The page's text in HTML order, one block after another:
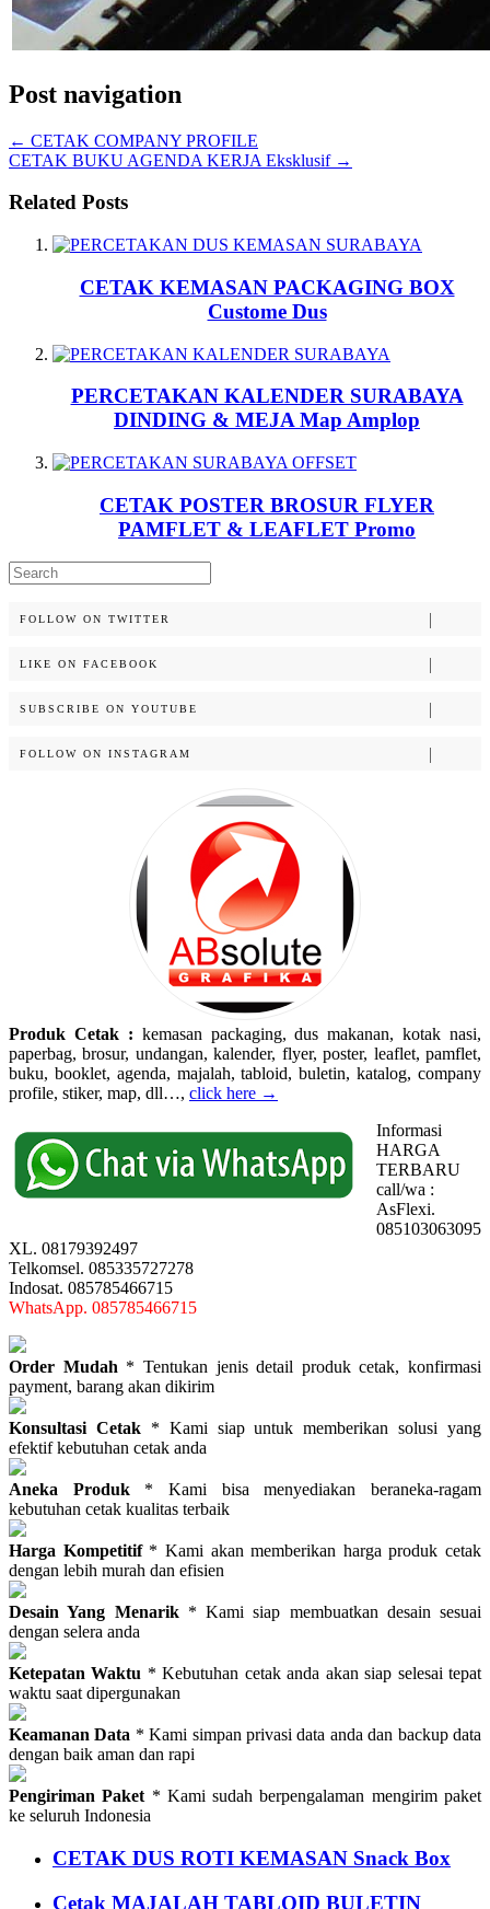
Post navigation
← CETAK COMPANY PROFILE
CETAK BUKU AGENDA KERJA Eksklusif →
Related Posts
CETAK KEMASAN PACKAGING BOX
Custome Dus
PERCETAKAN KALENDER SURABAYA
DINDING & MEJA Map Amplop
CETAK POSTER BROSUR FLYER
PAMFLET & LEAFLET Promo
Search
for:
FOLLOW ON TWITTER
LIKE ON FACEBOOK
SUBSCRIBE ON YOUTUBE
FOLLOW ON INSTAGRAM
Produk Cetak : kemasan packaging, dus makanan, kotak nasi,
paperbag, brosur, undangan, kalender, flyer, poster, leaflet, pamflet,
buku, booklet, agenda, majalah, tabloid, buletin, katalog, company
profile, stiker, map, dll…, click here →
Informasi
HARGA
TERBARU
call/wa :
AsFlexi.
085103063095
XL. 08179392497
Telkomsel. 085335727278
Indosat. 085785466715
WhatsApp. 085785466715
Order Mudah * Tentukan jenis detail produk cetak, konfirmasi
payment, barang akan dikirim
Konsultasi Cetak* Kami siap untuk memberikan solusi yang
efektif kebutuhan cetak anda
Aneka Produk * Kami bisa menyediakan beraneka-ragam
kebutuhan cetak kualitas terbaik
Harga Kompetitif* Kami akan memberikan harga produk cetak
dengan lebih murah dan efisien
Desain Yang Menarik* Kami siap membuatkan desain sesuai
dengan selera anda
Ketepatan Waktu * Kebutuhan cetak anda akan siap selesai tepat
waktu saat dipergunakan
Keamanan Data * Kami simpan privasi data anda dan backup data
dengan baik aman dan rapi
Pengiriman Paket * Kami sudah berpengalaman mengirim paket
ke seluruh Indonesia
CETAK DUS ROTI KEMASAN Snack Box
Cetak MAJALAH TABLOID BULETIN